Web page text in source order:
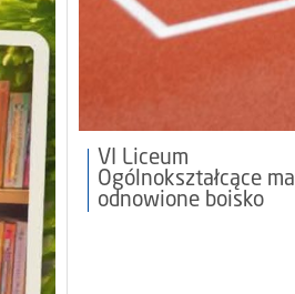
VI Liceum
Ogólnokształcące ma
odnowione boisko